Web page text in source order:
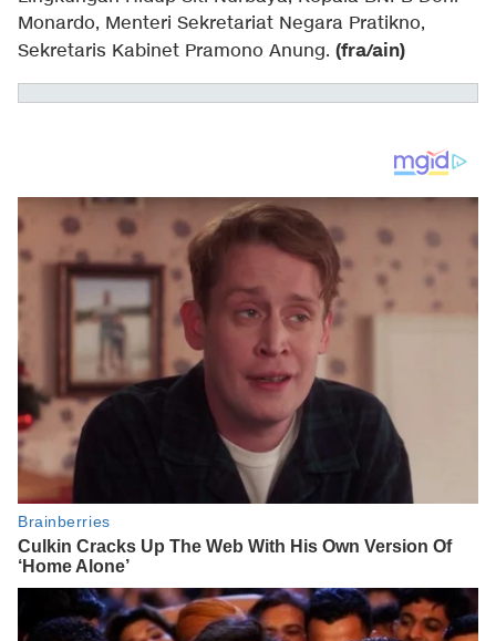
Monardo, Menteri Sekretariat Negara Pratikno,
Sekretaris Kabinet Pramono Anung. (fra/ain)